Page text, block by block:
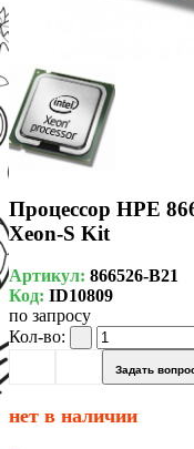
Процессор HPE
Xeon-S Kit
Артикул: 866526-B21
Код: ID10809
по запросу
Кол-во:
Задать
нет в наличии